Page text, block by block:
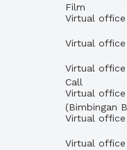
Film
Virtual
Virtual
Virtual
Call
Virtual
(Bimbingan
Virtual
Virtual